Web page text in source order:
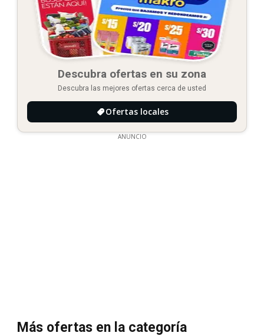
Descubra ofertas en su zona
Descubra las mejores ofertas cerca de usted
Ofertas locales
ANUNCIO
Más ofertas en la categoría